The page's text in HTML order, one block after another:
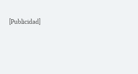
[Publicidad]